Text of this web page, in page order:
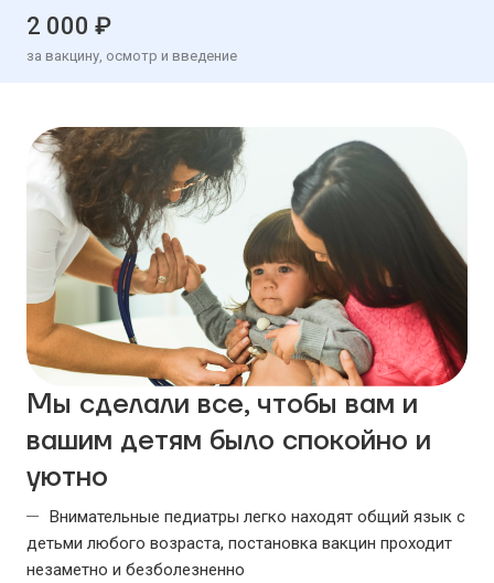
2 000 ₽
за вакцину, осмотр и введение
Мы сделали все, чтобы вам и
вашим детям было спокойно и
уютно
Внимательные педиатры легко находят общий язык с
детьми любого возраста, постановка вакцин проходит
незаметно и безболезненно